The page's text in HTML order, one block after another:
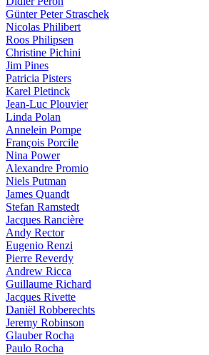
Günter Peter Straschek
Nicolas Philibert
Roos Philipsen
Christine Pichini
Jim Pines
Patricia Pisters
Karel Pletinck
Jean-Luc Plouvier
Linda Polan
Annelein Pompe
François Porcile
Nina Power
Alexandre Promio
Niels Putman
James Quandt
Stefan Ramstedt
Jacques Rancière
Andy Rector
Eugenio Renzi
Pierre Reverdy
Andrew Ricca
Guillaume Richard
Jacques Rivette
Daniël Robberechts
Jeremy Robinson
Glauber Rocha
Paulo Rocha